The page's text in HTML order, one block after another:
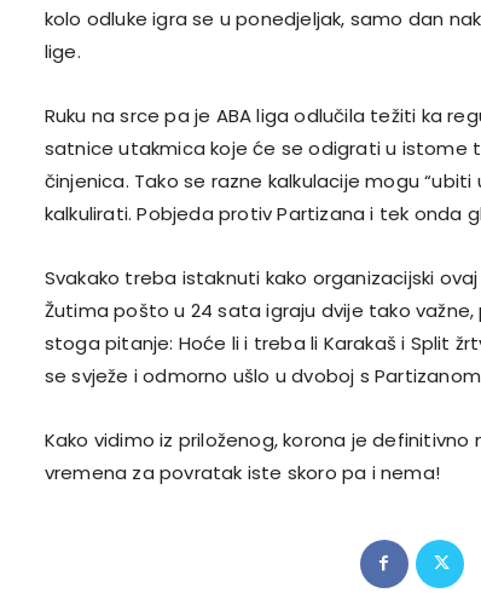
kolo odluke igra se u ponedjeljak, samo dan
lige.
Ruku na srce pa je ABA liga odlučila težiti ka
satnice utakmica koje će se odigrati u istome
činjenica. Tako se razne kalkulacije mogu
kalkulirati. Pobjeda protiv Partizana i tek onda
Svakako treba istaknuti kako organizacijski
Žutima pošto u 24 sata igraju dvije tako
stoga pitanje: Hoće li i treba li Karakaš i Split
se svježe i odmorno ušlo u dvoboj s
Kako vidimo iz priloženog, korona je definitivno
vremena za povratak iste skoro pa i nema!